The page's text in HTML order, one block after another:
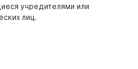
учредителями или
лиц.